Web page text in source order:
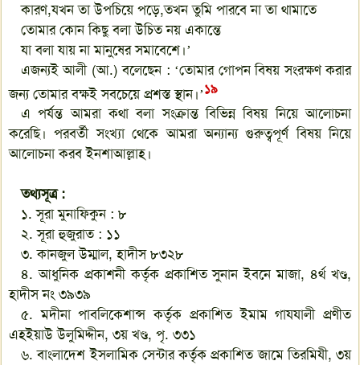
কারণ,যখন তা উপচিয়ে পড়ে,তখন তুমি পারবে না তা থামাতে
তোমার কোন কিছু বলা উচিত নয় একান্তে
যা বলা যায় না মানুষের সমাবেশে।’
এজন্যই আলী (আ.) বলেছেন : ‘তোমার গোপন বিষয় সংরক্ষণ করার
জন্য তোমার বক্ষই সবচেয়ে প্রশস্ত স্থান।’১৯
এ পর্যন্ত আমরা কথা বলা সংক্রান্ত বিভিন্ন বিষয় নিয়ে আলোচনা
করেছি। পরবর্তী সংখ্যা থেকে আমরা অন্যান্য গুরুত্বপূর্ণ বিষয় নিয়ে
আলোচনা করব ইনশাআল্লাহ।
তথ্যসূত্র :
১. সূরা মুনাফিকুন : ৮
২. সূরা হুজুরাত : ১১
৩. কানজুল উম্মাল, হাদীস ৮৩২৮
৪. আধুনিক প্রকাশনী কর্তৃক প্রকাশিত সুনান ইবনে মাজা, ৪র্থ খণ্ড,
হাদীস নং ৩৯৩৯
৫. মদীনা পাবলিকেশান্স কর্তৃক প্রকাশিত ইমাম গাযযালী প্রণীত
এহইয়াউ উলুমিদ্দীন, ৩য় খণ্ড, পৃ. ৩৩১
৬. বাংলাদেশ ইসলামিক সেন্টার কর্তৃক প্রকাশিত জামে তিরমিযী, ৩য়